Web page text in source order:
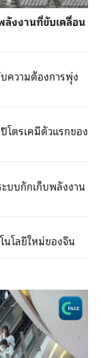
ลังงานที่ขับเคลื่อน
ความต้องการพุ่ง
โตรเคมีตัวแรกของ
บบกักเก็บพลังงาน
นโลยีใหม่ของจีน